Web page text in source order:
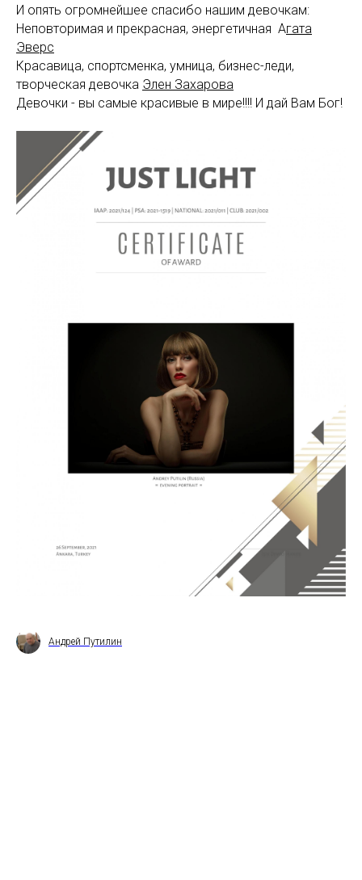
И опять огромнейшее спасибо нашим девочкам:
Неповторимая и прекрасная, энергетичная Агата
Эверс
Красавица, спортсменка, умница, бизнес-леди,
творческая девочка Элен Захарова
Девочки - вы самые красивые в мире!!!! И дай Вам Бог!
Андрей Путилин